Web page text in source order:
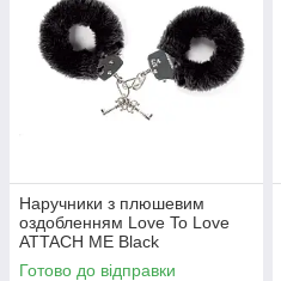
Наручники з плюшевим
оздобленням Love To Love
ATTACH ME Black
Готово до відправки